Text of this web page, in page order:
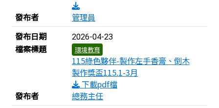
發布者
管理員
發布日期
2026-04-23
檔案標題 環境教育
115綠色夥伴-製作左手香膏、倒木
製作獎盃115.1-3月
下載pdf檔
發布者
總務主任